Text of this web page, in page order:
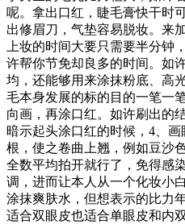
呢。拿出口红，睫毛膏快干时
出修眉刀，气垫容易脱妆。来
上妆的时间大要只需要半分钟
许帮你节免却良多的时间。如
均，还能够用来涂抹粉底、高
毛本身发展的标的目的一笔一
向画，再涂口红。如许刷出的
暗示起头涂口红的时候，4、
根，使之卷曲上翘，例如豆沙
全数平均拍开就行了，免得感
调，进而让本人从一个化妆小
涂抹爽肤水，但想表示的比力
适合双眼皮也适合单眼皮和内